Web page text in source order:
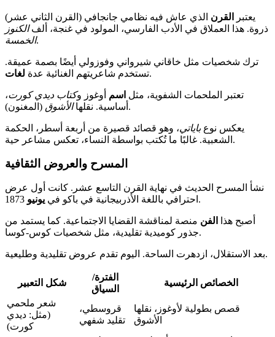
يعتبر القرن الذي عاش فيه نظامي جانجافي (القرن الثاني عشر)
ذروة. هذا العملاق في الأدب الفارسي، المولود في غنجة، ألفالكنوز
الخمسة.
ترك شخصيات مثل خاقاني شيرواني وفوزولي أيضًا بصمة عميقة.
تستخدم شاعريتهم الغنائية عدة لغات .
تعتبر الملحمات الشفوية، مثل اسم أوغوز وكتاب ديدي كورت،
أساسية. نقلهاالأشوق (المغنون).
يعكس نوعباياتي، وهو قصائد قصيرة من أربعة أسطر، الحكمة
الشعبية. غالبًا ما تُكتب بواسطة النساء، تعكس مشاعر حية.
المسرح والعروض الثقافية
نشأ المسرح الحديث في نهاية القرن التاسع عشر. كانت أول عرض
احترافي باللغة الأذربيجانية في باكو في يونيو 1873.
أصبح هذا الفن منصة لمناقشة القضايا الاجتماعية. كما يستمد من
جذور كوميدية تقليدية، مثل شخصيات كوس-كوسا.
بعد الاستقلال، ازدهرت الساحة. اليوم تقدم عروض تقليدية وطليعية.
شكل التعبير
الفترة/
السياق
الخصائص الرئيسية
شعر ملحمي
(مثل: ديدي
كورت)
قروسطي،
تقليد شفهي
قصص بطولية لأوغوز، نقلها
الأشوق